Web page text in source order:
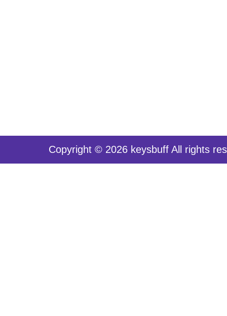
Copyright © 2026 keysbuff All rights